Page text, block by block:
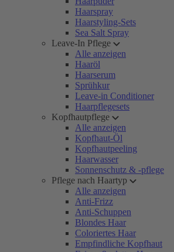
Haarspray
Haarstyling-Sets
Sea Salt Spray
Leave-In Pflege
Alle anzeigen
Haaröl
Haarserum
Sprühkur
Leave-in Conditioner
Haarpflegesets
Kopfhautpflege
Alle anzeigen
Kopfhaut-Öl
Kopfhautpeeling
Haarwasser
Sonnenschutz & -pflege
Pflege nach Haartyp
Alle anzeigen
Anti-Frizz
Anti-Schuppen
Blondes Haar
Coloriertes Haar
Empfindliche Kopfhaut